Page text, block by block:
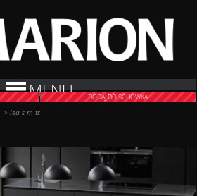
MENU DODAJ DO SCHOWKA
>lea s m ts